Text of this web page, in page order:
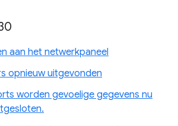
aan het netwerkpaneel
opnieuw uitgevonden
worden gevoelige gegevens nu